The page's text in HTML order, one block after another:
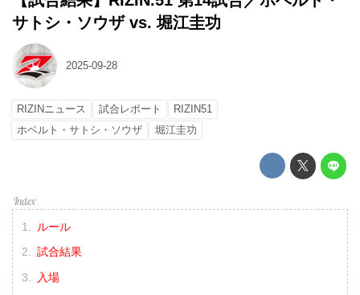
サトシ・ソウザ vs. 堀江圭功
2025-09-28
RIZINニュース 試合レポート
RIZIN51
ホベルト・サトシ・ソウザ
堀江圭功
ルール
試合結果
入場